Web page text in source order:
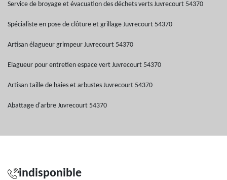
Service de broyage et évacuation des déchets verts Juvrecourt 54370
Spécialiste en pose de clôture et grillage Juvrecourt 54370
Artisan élagueur grimpeur Juvrecourt 54370
Elagueur pour entretien espace vert Juvrecourt 54370
Artisan taille de haies et arbustes Juvrecourt 54370
Abattage d'arbre Juvrecourt 54370
indisponible